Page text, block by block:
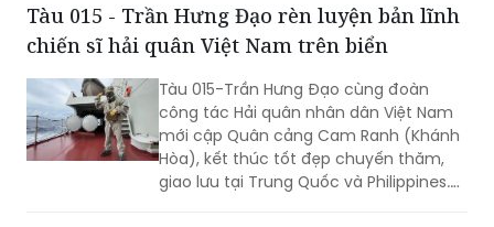
Tàu 015 - Trần Hưng Đạo rèn luyện bản lĩnh
chiến sĩ hải quân Việt Nam trên biển
Tàu 015-Trần Hưng Đạo cùng đoàn
công tác Hải quân nhân dân Việt Nam
mới cập Quân cảng Cam Ranh (Khánh
Hòa), kết thúc tốt đẹp chuyến thăm,
giao lưu tại Trung Quốc và Philippines.